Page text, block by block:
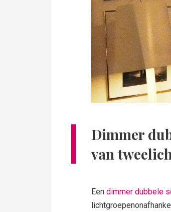
Dimmer
van
Een dimmer dubbele